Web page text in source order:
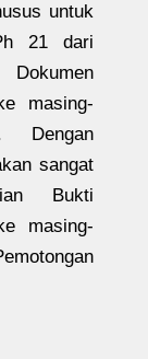
untuk
21 dari
masing-
Dengan
sangat
Bukti
masing-